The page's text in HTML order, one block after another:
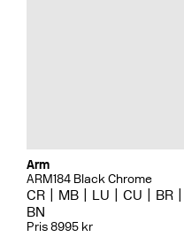
Arm
ARM184 Black Chrome
CR MB LU CU BR
BN
Pris 8995 kr